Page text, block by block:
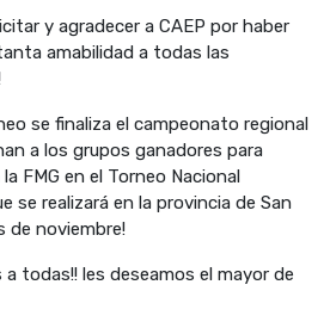
y agradecer a CAEP por haber
amabilidad a todas las
se finaliza el campeonato regional
a los grupos ganadores para
FMG en el Torneo Nacional
se realizará en la provincia de San
de noviembre!
a todas!! les deseamos el mayor de